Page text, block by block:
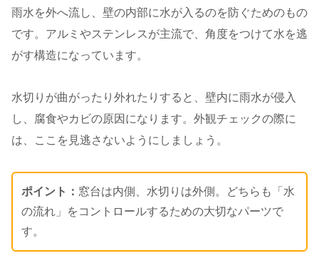
雨水を外へ流し、壁の内部に水が入るのを防ぐためのもの
です。アルミやステンレスが主流で、角度をつけて水を逃
がす構造になっています。
水切りが曲がったり外れたりすると、壁内に雨水が侵入
し、腐食やカビの原因になります。外観チェックの際に
は、ここを見逃さないようにしましょう。
ポイント： 窓台は内側、水切りは外側。どちらも「水
の流れ」をコントロールするための大切なパーツで
す。